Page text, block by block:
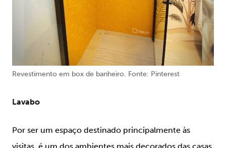
Revestimento em box de banheiro. Fonte: Pinterest
Lavabo
Por ser um espaço destinado principalmente às